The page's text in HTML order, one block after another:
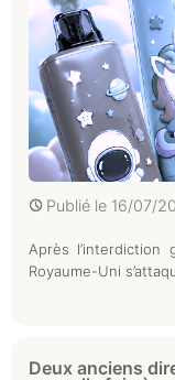
Publié le 16/07/
Après
Royaume-Uni
Deux anciens